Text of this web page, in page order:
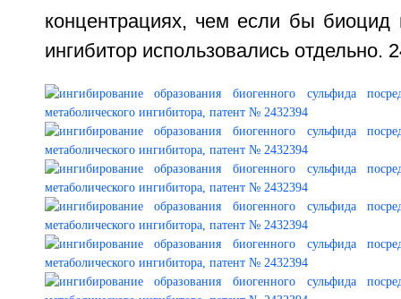
концентрациях, чем если бы биоцид
ингибитор использовались отдельно.